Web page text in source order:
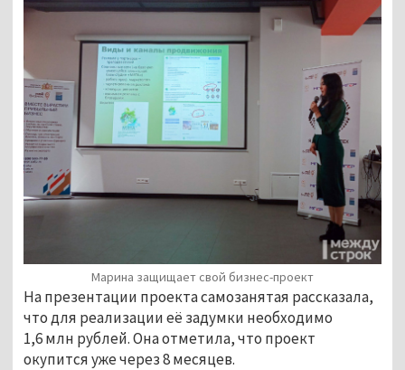
Марина защищает свой бизнес-проект
На презентации проекта самозанятая рассказала,
что для реализации её задумки необходимо
1,6 млн рублей. Она отметила, что проект
окупится уже через 8 месяцев.